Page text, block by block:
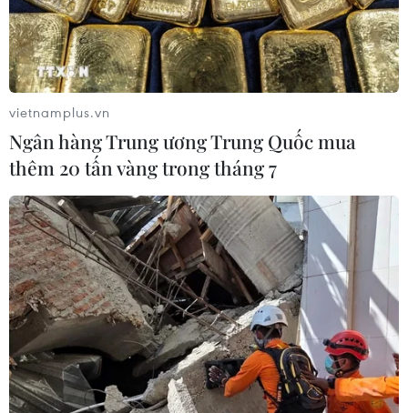
Thiết bị lọc giúp kiểm soát nguồn nước
chính thức "lên kệ"
10/01/2016 09:00
Thiết bị lọc nước mới của Karofi được thiết kế với tính
giúp người dùng kiểm soát chất lượng nước trong mỗi
lần sử dụng.
vietnamplus.vn
Ngân hàng Trung ương Trung Quốc mua
thêm 20 tấn vàng trong tháng 7